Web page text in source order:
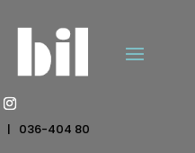
| 036-404 80